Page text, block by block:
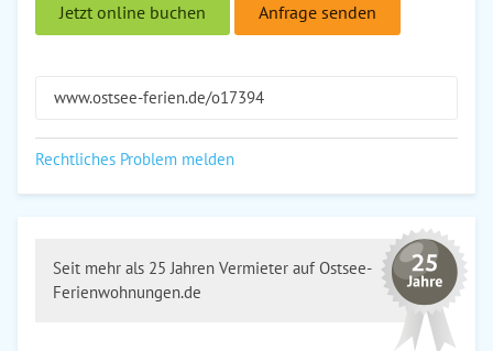
Jetzt online buchen Anfrage senden
www.ostsee-ferien.de/o17394
Rechtliches Problem melden
Seit mehr als 25 Jahren Vermieter auf Ostsee-
Ferienwohnungen.de